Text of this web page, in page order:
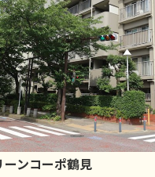
ーンコーポ鶴見